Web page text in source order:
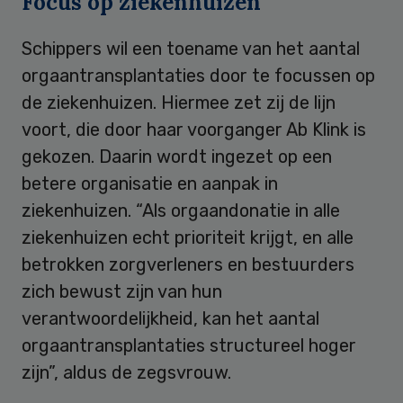
Schippers wil een toename van het aantal
orgaantransplantaties door te focussen op
de ziekenhuizen. Hiermee zet zij de lijn
voort, die door haar voorganger Ab Klink is
gekozen. Daarin wordt ingezet op een
betere organisatie en aanpak in
ziekenhuizen. “Als orgaandonatie in alle
ziekenhuizen echt prioriteit krijgt, en alle
betrokken zorgverleners en bestuurders
zich bewust zijn van hun
verantwoordelijkheid, kan het aantal
orgaantransplantaties structureel hoger
zijn”, aldus de zegsvrouw.